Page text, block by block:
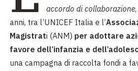
accordo di collaborazione
anni, tra l’UNICEF Italia e l’
Magistrati (ANM) per adottare
favore dell’infanzia e
una campagna di raccolta fondi a